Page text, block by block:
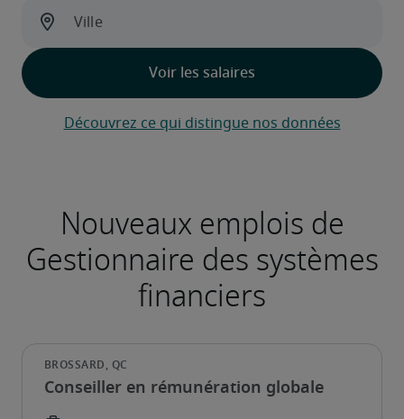
Découvrez ce qui distingue nos données
Conseiller en rémunération globale